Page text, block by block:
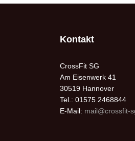
Kontakt
CrossFit SG
Am Eisenwerk 41
30519 Hannover
Tel.: 01575 2468844
E-Mail: mail@crossfit-